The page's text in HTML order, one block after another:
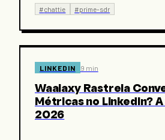
#chattie #prime-sdr
LINKEDIN 9 min
Waalaxy Rastreia
Métricas no LinkedIn?
2026